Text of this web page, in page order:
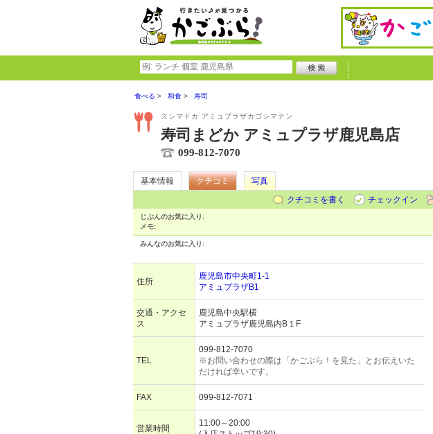
食べる 和食 寿司
スシマドカ アミュプラザカゴシマテン
寿司まどか アミュプラザ鹿児島店
099-812-7070
基本情報 クチコミ
写真
クチコミを書く
チェックイン
じぶんのお気に入り:
メモ:
みんなのお気に入り:
住所
鹿児島市中央町1-1
アミュプラザB1
交通・アクセ
ス
鹿児島中央駅横
アミュプラザ鹿児島内B１F
TEL
099-812-7070
※お問い合わせの際は「かごぶら！を見た」とお伝えいた
だければ幸いです。
FAX 099-812-7071
営業時間
11:00～20:00